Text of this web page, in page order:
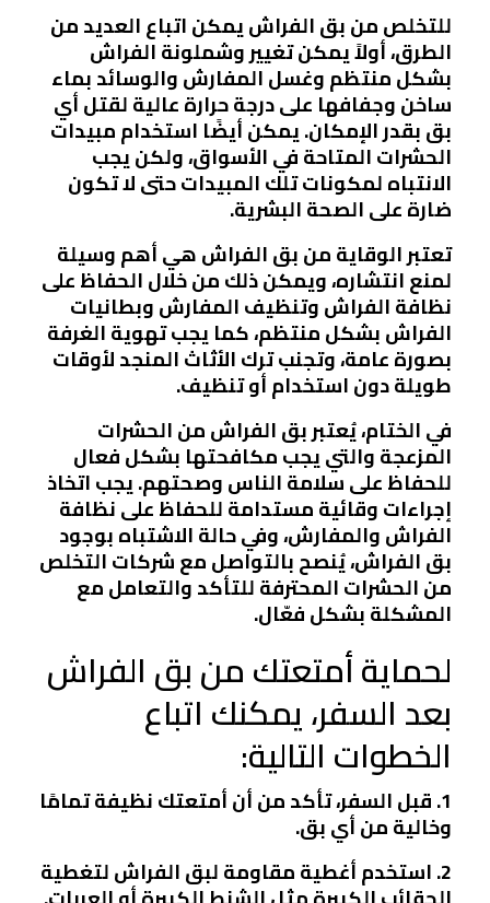
للتخلص من بق الفراش يمكن اتباع العديد من
الطرق، أولاً يمكن تغيير وشملونة الفراش
بشكل منتظم وغسل المفارش والوسائد بماء
ساخن وجفافها على درجة حرارة عالية لقتل أي
بق بقدر الإمكان. يمكن أيضًا استخدام مبيدات
الحشرات المتاحة في الأسواق، ولكن يجب
الانتباه لمكونات تلك المبيدات حتى لا تكون
ضارة على الصحة البشرية.
تعتبر الوقاية من بق الفراش هي أهم وسيلة
لمنع انتشاره، ويمكن ذلك من خلال الحفاظ على
نظافة الفراش وتنظيف المفارش وبطانيات
الفراش بشكل منتظم، كما يجب تهوية الغرفة
بصورة عامة، وتجنب ترك الأثاث المنجد لأوقات
طويلة دون استخدام أو تنظيف.
في الختام، يُعتبر بق الفراش من الحشرات
المزعجة والتي يجب مكافحتها بشكل فعال
للحفاظ على سلامة الناس وصحتهم. يجب اتخاذ
إجراءات وقائية مستدامة للحفاظ على نظافة
الفراش والمفارش، وفي حالة الاشتباه بوجود
بق الفراش، يُنصح بالتواصل مع شركات التخلص
من الحشرات المحترفة للتأكد والتعامل مع
المشكلة بشكل فعّال.
لحماية أمتعتك من بق الفراش
بعد السفر، يمكنك اتباع
الخطوات التالية:
1. قبل السفر، تأكد من أن أمتعتك نظيفة تمامًا
وخالية من أي بق.
2. استخدم أغطية مقاومة لبق الفراش لتغطية